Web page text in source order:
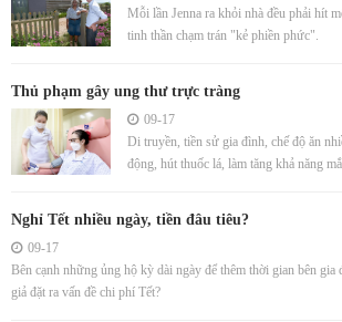
Mỗi lần Jenna ra khỏi nhà đều phải hít
tinh thần chạm trán "kẻ phiền phức".
Thủ phạm gây ung thư trực tràng
09-17
Di truyền, tiền sử gia đình, chế độ ăn
động, hút thuốc lá, làm tăng khả năng
Nghỉ Tết nhiều ngày, tiền đâu tiêu?
09-17
Bên cạnh những ủng hộ kỳ dài ngày để thêm thời gian bên gia
giả đặt ra vấn đề chi phí Tết?